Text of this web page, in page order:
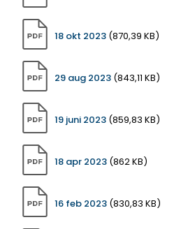
18 okt 2023 (870,39 KB)
29 aug 2023 (843,11 KB)
19 juni 2023 (859,83 KB)
18 apr 2023 (862 KB)
16 feb 2023 (830,83 KB)